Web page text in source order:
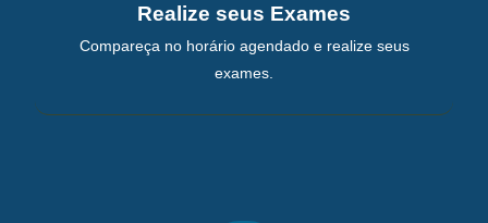
Realize seus Exames
Compareça no horário agendado e realize seus
exames.